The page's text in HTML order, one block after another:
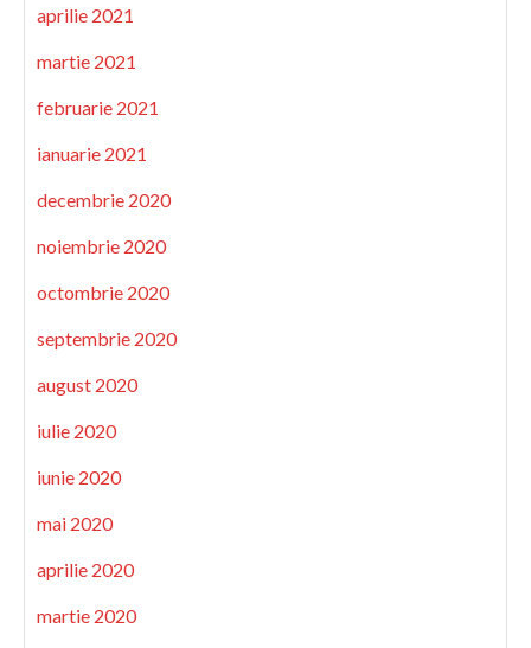
aprilie 2021
martie 2021
februarie 2021
ianuarie 2021
decembrie 2020
noiembrie 2020
octombrie 2020
septembrie 2020
august 2020
iulie 2020
iunie 2020
mai 2020
aprilie 2020
martie 2020